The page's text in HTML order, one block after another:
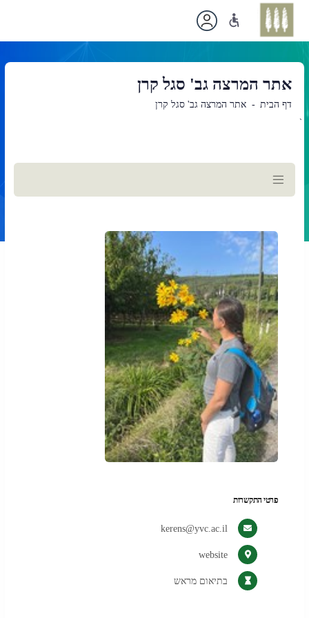
אתר המרצה גב' סגל קרן
דף הבית אתר המרצה גב' סגל קרן
`
תוכן
ראשי
פרטי התקשרות
kerens@yvc.ac.il
website(נפתח
חדשה
בתיאום מראש